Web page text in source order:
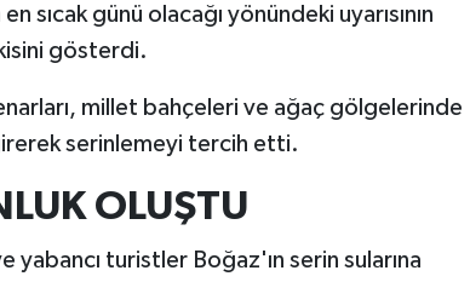
sıcak günü olacağı yönündeki uyarısının
gösterdi.
millet bahçeleri ve ağaç gölgelerinde
serinlemeyi tercih etti.
OLUŞTU
turistler Boğaz'ın serin sularına